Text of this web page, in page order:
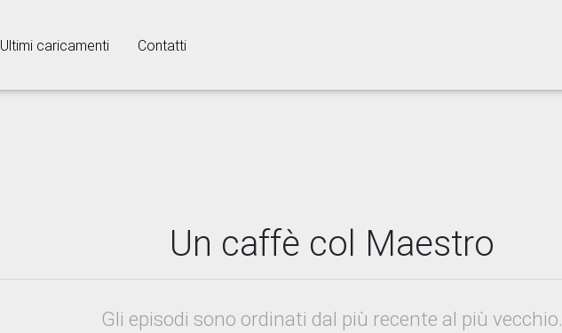
Ultimi caricamenti
Contatti
Un caffè col Maestro
Gli episodi sono ordinati dal più recente al più vecchio.